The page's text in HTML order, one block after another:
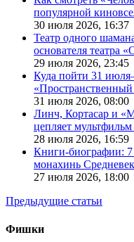
популярной
30 июля 2026, 16:37
Театр одного
основателя театра
29 июля 2026, 23:45
Куда пойти 31
31 июля 2026, 08:00
Линч, Кортасар и
цепляет
28 июля 2026, 16:59
Книги-биографии: 7
монахинь
27 июля 2026, 18:00
Предыдущие статьи
Фишки